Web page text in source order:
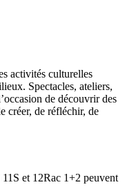
activités culturelles
Spectacles, ateliers,
de découvrir des
créer, de réfléchir, de
11S et 12Rac 1+2 peuvent